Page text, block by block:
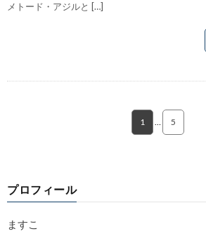
メトード・アジルと […]
1 … 5
プロフィール
ますこ